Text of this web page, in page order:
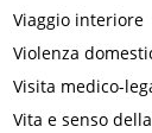
Viaggio interiore
Violenza
Visita medico-
Vita e senso